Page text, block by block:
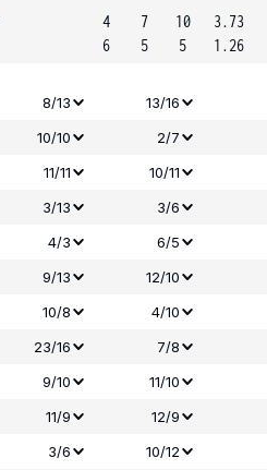
4
6
7
5
10
5
3.73
1.26
8/13
13/16
10/10
2/7
11/11
10/11
3/13
3/6
4/3
6/5
9/13
12/10
10/8
4/10
23/16
7/8
9/10 11/10
11/9
12/9
3/6
10/12